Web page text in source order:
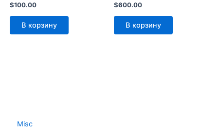
Misc
$100.00
В корзину
$600.00
В корзину